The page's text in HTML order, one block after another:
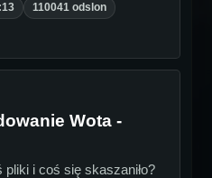
110041 odslon
Wota -
pliki i coś się skaszaniło?